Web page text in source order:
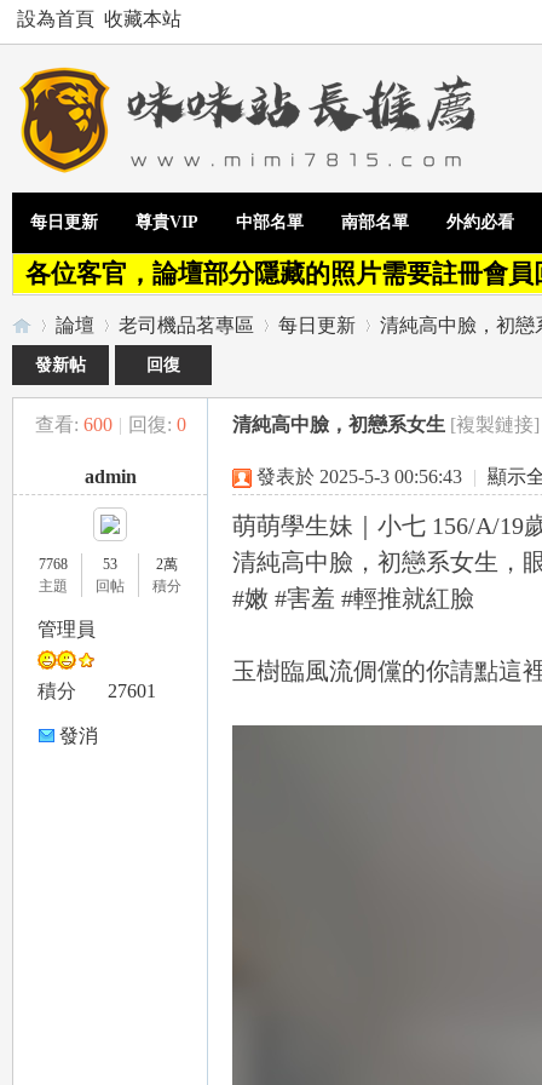
設為首頁 收藏本站
每日更新 尊貴VIP 中部名單 南部名單 外約必看
各位客官，論壇部分隱藏的照片需要註冊會
»
論壇
›
老司機品茗專區
›
每日更新
›
清純高中臉，初戀
發新帖 回復
查看: 600 | 回復: 0 清純高中臉，初戀系女生 [複製鏈接]
admin
7768
主題
53
回帖
2萬
積分
管理員
積分 27601
發消
發表於 2025-5-3 00:56:43 | 顯示
萌萌學生妹｜小七 156/A/19
清純高中臉，初戀系女生，
#嫩 #害羞 #輕推就紅臉
玉樹臨風流倜儻的你請點這